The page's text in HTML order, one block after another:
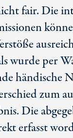
fair. Die
wurde per
händische
zum
Die
erfasst